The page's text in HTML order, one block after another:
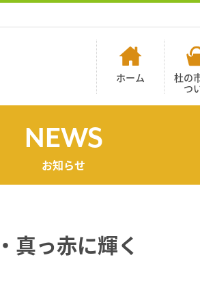
ホーム
杜の
つ
NEWS
お知らせ
真っ赤に輝く